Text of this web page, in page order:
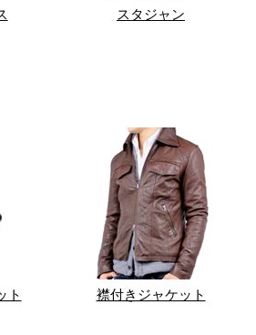
スタジャン
ト 襟付きジャケット